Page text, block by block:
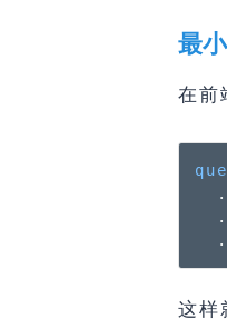
最
在前
  .
  .
  .
这样